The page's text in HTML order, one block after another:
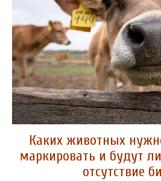
Каких животных
маркировать и будут
отсутствие